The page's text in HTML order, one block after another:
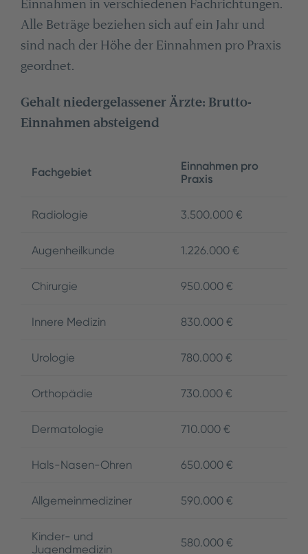
Einnahmen in verschiedenen Fachrichtungen.
Alle Beträge beziehen sich auf ein Jahr und
sind nach der Höhe der Einnahmen pro Praxis
geordnet.
Gehalt niedergelassener Ärzte: Brutto-
Einnahmen absteigend
Fachgebiet
Einnahmen pro
Praxis
Radiologie 3.500.000 €
Augenheilkunde 1.226.000 €
Chirurgie 950.000 €
Innere Medizin 830.000 €
Urologie 780.000 €
Orthopädie 730.000 €
Dermatologie 710.000 €
Hals-Nasen-Ohren 650.000 €
Allgemeinmediziner 590.000 €
Kinder- und
Jugendmedizin
580.000 €